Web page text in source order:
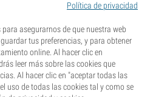
Política de privacidad
asegurarnos de que nuestra web
tus preferencias, y para obtener
online. Al hacer clic en
leer más sobre las cookies que
Al hacer clic en "aceptar todas las
uso de todas las cookies tal y como se